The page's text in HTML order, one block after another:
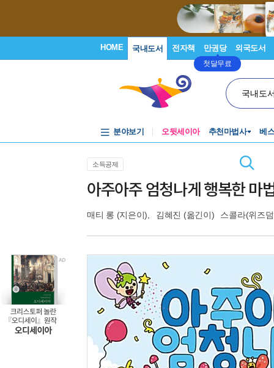
HOME 국내도서 전자책 만권당
첫달무료
외국도서
국내도
분야보기 오뒷세이아 추천마법사 베
소득공제
아주아주 엄청나게 행복한 마
매티 롱 (지은이), 김혜진 (옮긴이) 스콜라(위즈